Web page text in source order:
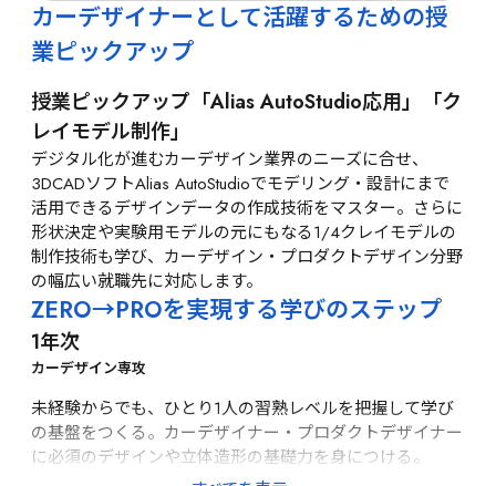
カーデザイナーとして活躍するための授
業ピックアップ
授業ピックアップ「Alias AutoStudio応用」「ク
レイモデル制作」
デジタル化が進むカーデザイン業界のニーズに合せ、
3DCADソフトAlias AutoStudioでモデリング・設計にまで
活用できるデザインデータの作成技術をマスター。さらに
形状決定や実験用モデルの元にもなる1/4クレイモデルの
制作技術も学び、カーデザイン・プロダクトデザイン分野
の幅広い就職先に対応します。
ZERO→PROを実現する学びのステップ
1年次
カーデザイン専攻
未経験からでも、ひとり1人の習熟レベルを把握して学び
の基盤をつくる。カーデザイナー・プロダクトデザイナー
に必須のデザインや立体造形の基礎力を身につける。